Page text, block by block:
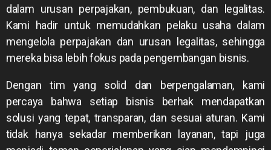
dalam urusan perpajakan, pembukuan, dan legalitas.
Kami hadir untuk memudahkan pelaku usaha dalam
mengelola perpajakan dan urusan legalitas, sehingga
mereka bisa lebih fokus pada pengembangan bisnis.
Dengan tim yang solid dan berpengalaman, kami
percaya bahwa setiap bisnis berhak mendapatkan
solusi yang tepat, transparan, dan sesuai aturan. Kami
tidak hanya sekadar memberikan layanan, tapi juga